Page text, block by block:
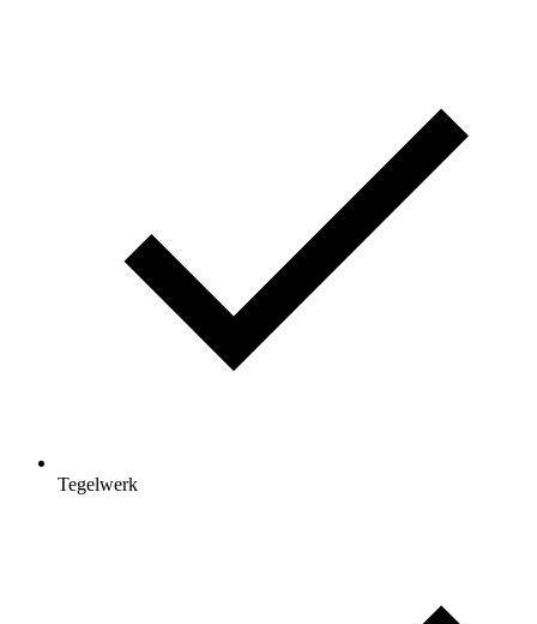
Tegelwerk